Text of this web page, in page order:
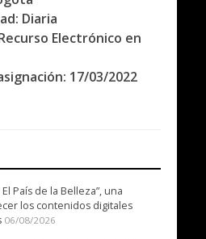
Diaria
Electrónico en
17/03/2022
País de la Belleza”, una
los contenidos digitales
06/08/2026